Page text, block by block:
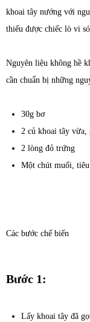
khoai tây nướng với
thiếu được chiếc lò vi
Nguyên liệu không hề
cần chuẩn bị những
30g bơ
2 củ khoai tây vừa,
2 lòng đỏ trứng
Một chút muối,
Các bước chế biến
Bước 1:
Lấy khoai tây đã